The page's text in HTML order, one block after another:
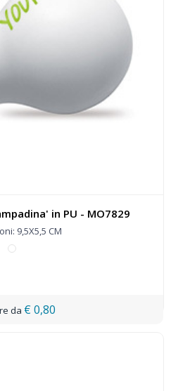
in PU - MO7829
9,5X5,5 CM
€ 0,80